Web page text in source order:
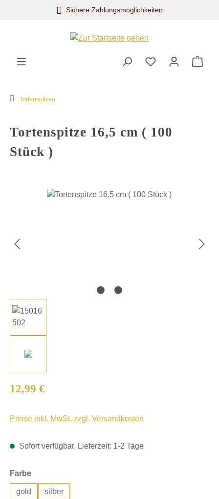
Zum Hauptinhalt springenSichere Zahlungsmöglichkeiten
Tortenspitzen
Tortenspitze 16,5 cm ( 100
Stück )
Bildergalerie überspringen
Regulärer Preis:
12,99 €
Preise inkl. MwSt. zzgl. Versandkosten
Sofort verfügbar, Lieferzeit: 1-2 Tage
Farbeauswählen
gold silber